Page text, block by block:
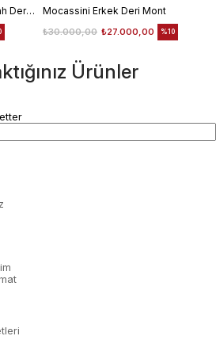
Mocassini Erkek Tekstil Siyah Deri Mont Mocassini Erkek Deri Mont
₺27.000,00
₺30.000,00 %10
Ürünler